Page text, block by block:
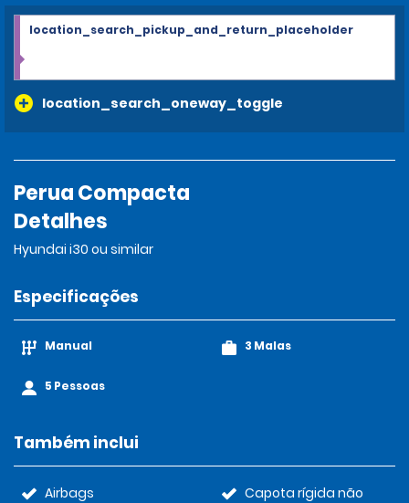
location_search_oneway_toggle
location_search_pickup_and_return_placeholder
Perua Compacta
Detalhes
Hyundai i30 ou similar
Especificações
Manual
5 Pessoas
3 Malas
Também inclui
Airbags
Capota rígida não